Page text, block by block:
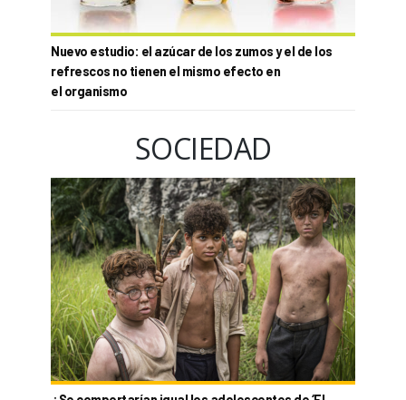
Nuevo estudio: el azúcar de los zumos y el de los
refrescos no tienen el mismo efecto en
el organismo
SOCIEDAD